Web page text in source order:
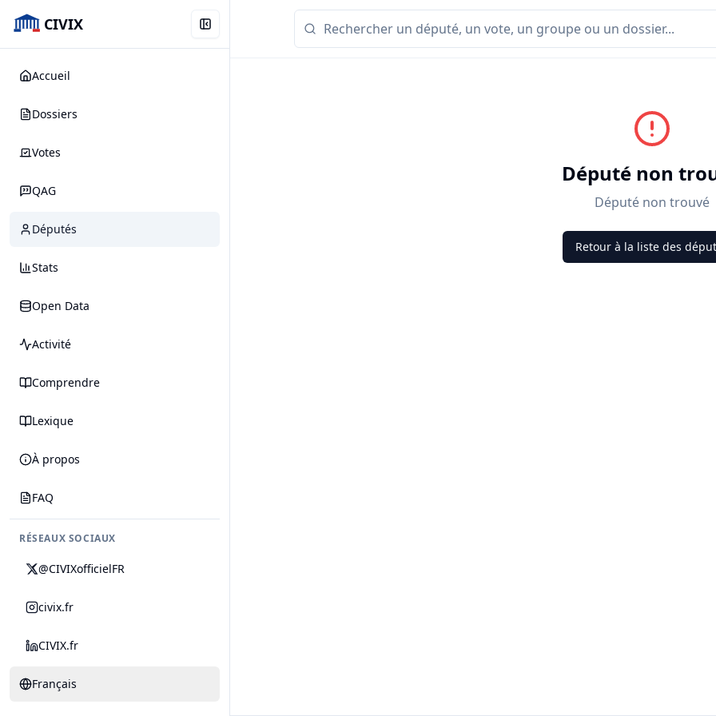
CIVIX
Accueil
Dossiers
Votes
QAG
Députés
Stats
Open Data
Activité
Comprendre
Lexique
À propos
FAQ
RÉSEAUX SOCIAUX
@CIVIXofficielFR
civix.fr
CIVIX.fr
Français
Député non
Député non trouvé
Retour à la liste des